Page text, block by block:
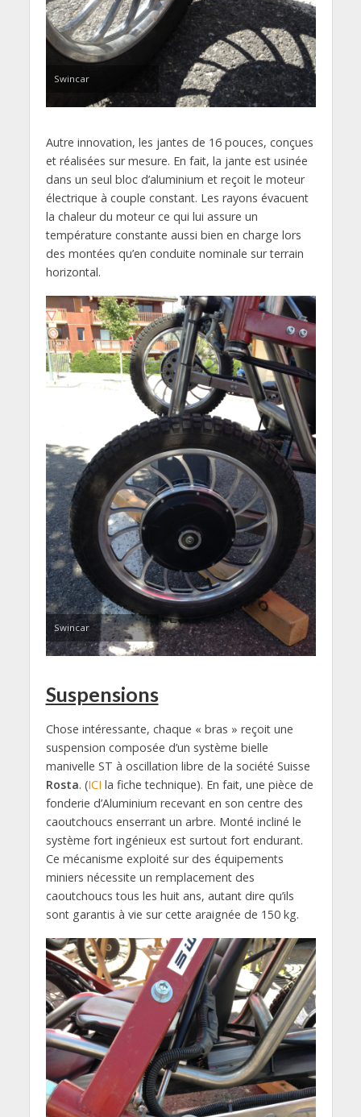
Swincar
Autre innovation, les jantes de 16 pouces, conçues
et réalisées sur mesure. En fait, la jante est usinée
dans un seul bloc d’aluminium et reçoit le moteur
électrique à couple constant. Les rayons évacuent
la chaleur du moteur ce qui lui assure un
température constante aussi bien en charge lors
des montées qu’en conduite nominale sur terrain
horizontal.
Swincar
Suspensions
Chose intéressante, chaque « bras » reçoit une
suspension composée d’un système bielle
manivelle ST à oscillation libre de la société Suisse
Rosta. (ICI la fiche technique). En fait, une pièce de
fonderie d’Aluminium recevant en son centre des
caoutchoucs enserrant un arbre. Monté incliné le
système fort ingénieux est surtout fort endurant.
Ce mécanisme exploité sur des équipements
miniers nécessite un remplacement des
caoutchoucs tous les huit ans, autant dire qu’ils
sont garantis à vie sur cette araignée de 150 kg.